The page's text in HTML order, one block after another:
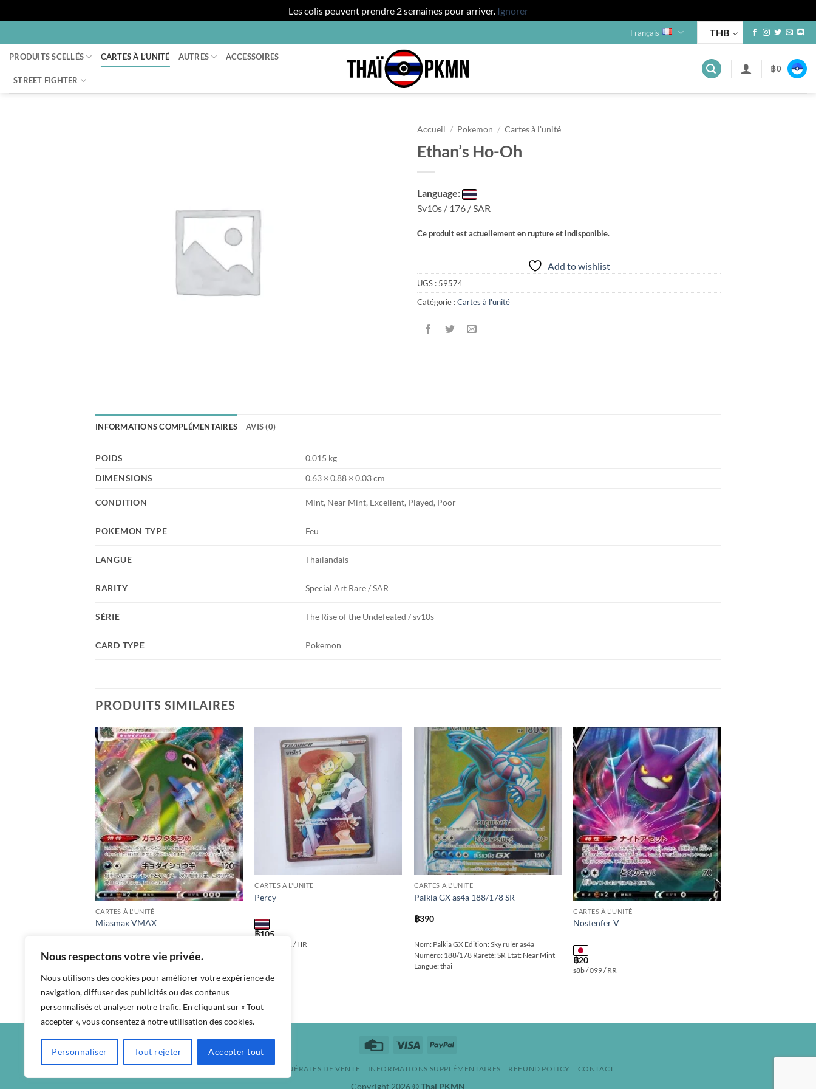
Nous respectons votre vie privée.
Nous utilisons des cookies pour améliorer votre expérience de
navigation, diffuser des publicités ou des contenus
personnalisés et analyser notre trafic. En cliquant sur « Tout
accepter », vous consentez à notre utilisation des cookies.
Personnaliser Tout rejeter Accepter tout
Les colis peuvent prendre 2 semaines pour arriver. Ignorer
au
contenu
Français THB
PRODUITS SCELLÉS CARTES À L’UNITÉ AUTRES ACCESSOIRES
STREET FIGHTER
฿0
Accueil / Pokemon / Cartes à l'unité
Ethan’s Ho-Oh
Language:
Sv10s / 176 / SAR
Ce produit est actuellement en rupture et indisponible.
Add to wishlist
UGS : 59574
Catégorie :Cartes à l'unité
INFORMATIONS COMPLÉMENTAIRES AVIS (0)
POIDS
0.015 kg
DIMENSIONS
0.63 × 0.88 × 0.03 cm
CONDITION Mint, Near Mint, Excellent, Played, Poor
POKEMON TYPE Feu
LANGUE Thaïlandais
RARITY Special Art Rare / SAR
SÉRIE The Rise of the Undefeated / sv10s
CARD TYPE Pokemon
PRODUITS SIMILAIRES
Add to
wishlist
CARTES À L'UNITÉ
Miasmax VMAX
฿40
CARTES À L'UNITÉ
Percy
฿105
sc1a T / 181 / HR
Add to
wishlist
CARTES À L'UNITÉ
Palkia GX as4a 188/178 SR
฿390
Nom: Palkia GX Edition: Sky ruler as4a
Numéro: 188/178 Rareté: SR Etat: Near Mint
Langue: thai
Add to
wishlist
CARTES À L'UNITÉ
Nostenfer V
฿20
s8b / 099 / RR
Credit
Visa PayPal
CONDITIONS GÉNÉRALES DE VENTE INFORMATIONS SUPPLÉMENTAIRES REFUND POLICY CONTACT
Copyright 2026 ©Thai PKMN